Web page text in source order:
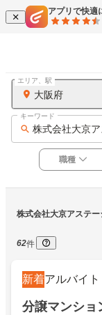
アプリで快適
大阪府
エリア、駅
株式会社大京
キーワード
職種
株式会社大京アステー
62件
新着アルバイト
分譲マンショ